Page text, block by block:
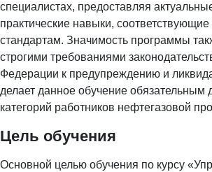
специалистах, предоставляя
практические навыки,
стандартам. Значимость программы
строгими требованиями
Федерации к предупреждению и
делает данное обучение обязательным
категорий работников нефтегазовой
Цель обучения
Основной целью обучения по курсу